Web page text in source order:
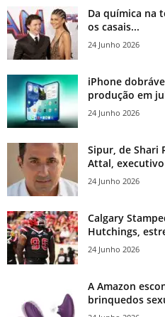
Da química na
os casais...
24 Junho 2026
iPhone
produção em
24 Junho 2026
Sipur, de Shari
Attal, executivo
24 Junho 2026
Calgary
Hutchings,
24 Junho 2026
A Amazon
brinquedos